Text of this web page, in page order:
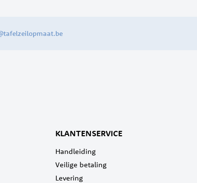
KLANTENSERVICE
Handleiding
Veilige betaling
Levering